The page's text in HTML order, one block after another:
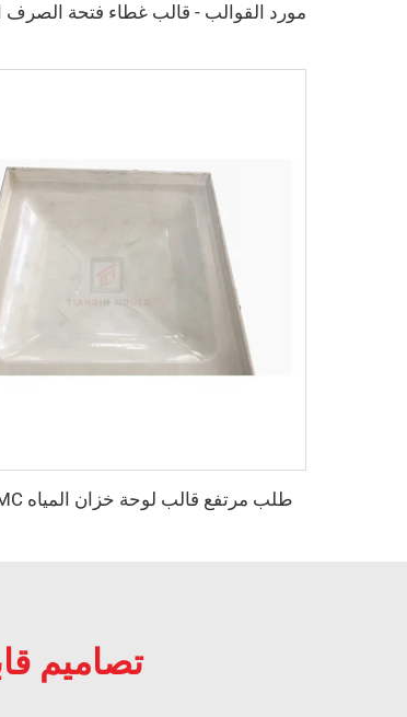
طلب مرتفع قالب لوحة خزان المياه SMC الضاغط
تصاميم